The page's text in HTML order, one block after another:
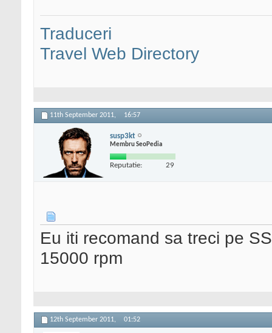
Traduceri
Travel Web Directory
11th September 2011, 16:57
susp3kt
Membru SeoPedia
Reputatie: 29
Eu iti recomand sa treci pe
15000 rpm
12th September 2011, 01:52